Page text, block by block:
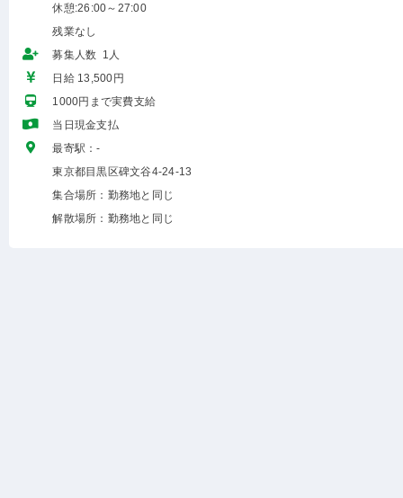
休憩:26:00～27:00
残業なし
募集人数 1人
日給 13,500円
1000円まで実費支給
当日現金支払
最寄駅：-
東京都目黒区碑文谷4-24-13
集合場所：勤務地と同じ
解散場所：勤務地と同じ